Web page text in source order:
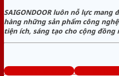
SAIGONDOOR luôn nỗ lực mang
hàng những sản phẩm công
tiện ích, sáng tạo cho cộng
www.cuanhuago.com Tổng đài tư